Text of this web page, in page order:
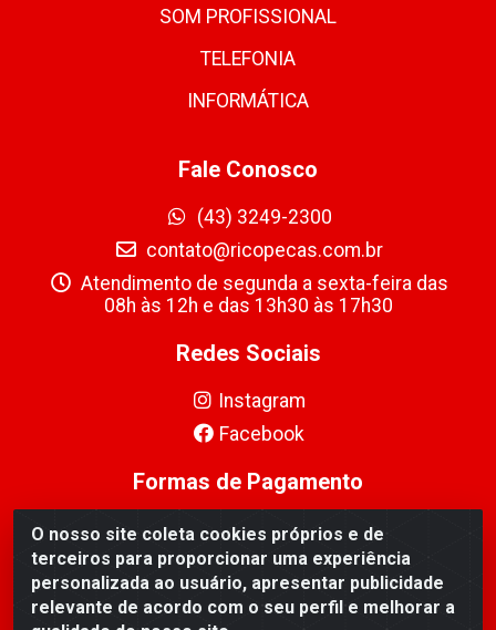
O nosso site coleta cookies próprios e de
terceiros para proporcionar uma experiência
personalizada ao usuário, apresentar publicidade
relevante de acordo com o seu perfil e melhorar a
SOM PROFISSIONAL
TELEFONIA
INFORMÁTICA
Fale Conosco
(43) 3249-2300
contato@ricopecas.com.br
Atendimento de segunda a sexta-feira das
08h às 12h e das 13h30 às 17h30
Redes Sociais
Instagram
Facebook
Formas de Pagamento
Ricopeças Comércio de componentes Eletrônicos Ltda -